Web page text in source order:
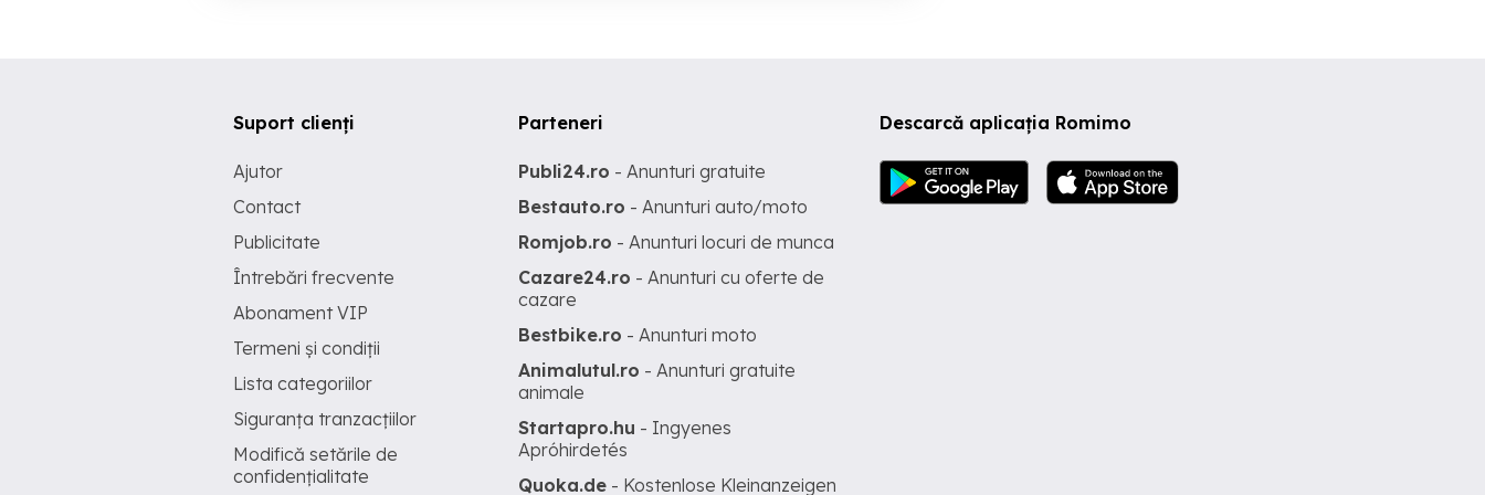
Descarcă aplicația Romimo
Suport clienți
Ajutor
Contact
Publicitate
Întrebări frecvente
Abonament VIP
Termeni și condiții
Lista categoriilor
Siguranța tranzacțiilor
Modifică setările de
confidențialitate
Parteneri
Publi24.ro - Anunturi gratuite
Bestauto.ro - Anunturi auto/moto
Romjob.ro - Anunturi locuri de munca
Cazare24.ro - Anunturi cu oferte de
cazare
Bestbike.ro - Anunturi moto
Animalutul.ro - Anunturi gratuite
animale
Startapro.hu - Ingyenes
Apróhirdetés
Quoka.de - Kostenlose Kleinanzeigen